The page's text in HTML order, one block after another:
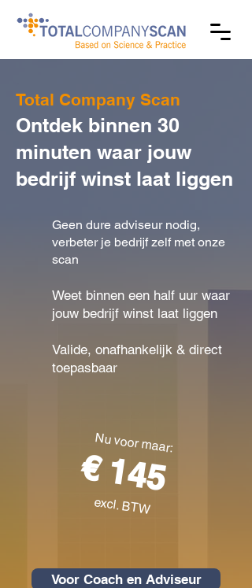
Total Company Scan
Ontdek binnen 30
minuten waar jouw
bedrijf winst laat liggen
Geen dure adviseur nodig,
verbeter je bedrijf zelf met onze
scan
Weet binnen een half uur waar
jouw bedrijf winst laat liggen
Valide, onafhankelijk & direct
toepasbaar
excl. BTW
€ 145
Nu voor maar:
Voor Coach en Adviseur